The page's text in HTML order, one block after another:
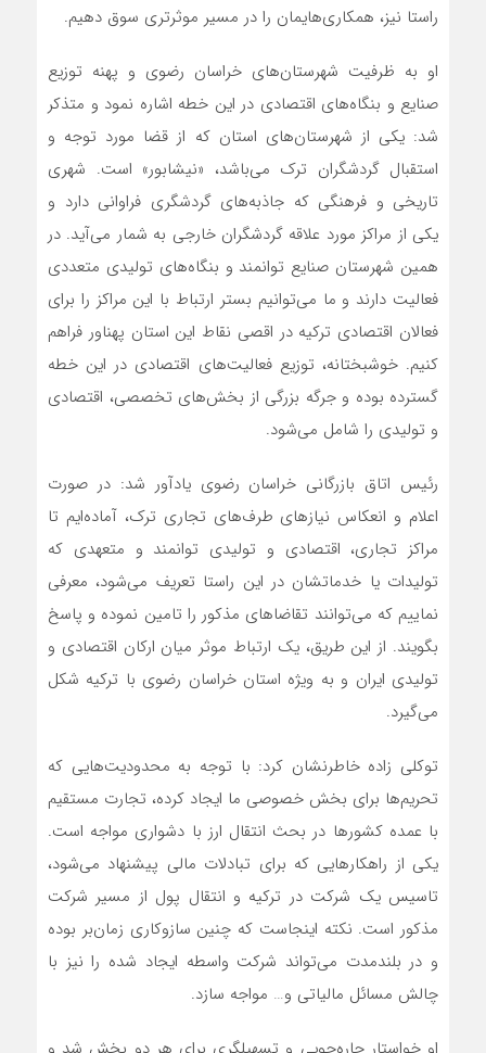
راستا نیز، همکاری‌هایمان را در مسیر موثرتری سوق دهیم.
او به ظرفیت شهرستان‌های خراسان رضوی و پهنه توزیع
صنایع و بنگاه‌های اقتصادی در این خطه اشاره نمود و متذکر
شد: یکی از شهرستان‌های استان که از قضا مورد توجه و
استقبال گردشگران ترک می‌باشد، «نیشابور» است. شهری
تاریخی و فرهنگی که جاذبه‌های گردشگری فراوانی دارد و
یکی از مراکز مورد علاقه گردشگران خارجی به شمار می‌آید. در
همین شهرستان صنایع توانمند و بنگاه‌های تولیدی متعددی
فعالیت دارند و ما می‌توانیم بستر ارتباط با این مراکز را برای
فعالان اقتصادی ترکیه در اقصی نقاط این استان پهناور فراهم
کنیم. خوشبختانه، توزیع فعالیت‌های اقتصادی در این خطه
گسترده بوده و جرگه بزرگی از بخش‌های تخصصی، اقتصادی
و تولیدی را شامل می‌شود.
رئیس اتاق بازرگانی خراسان رضوی یادآور شد: در صورت
اعلام و انعکاس نیازهای طرف‌های تجاری ترک، آماده‌ایم تا
مراکز تجاری، اقتصادی و تولیدی توانمند و متعهدی که
تولیدات یا خدماتشان در این راستا تعریف می‌شود، معرفی
نماییم که می‌توانند تقاضاهای مذکور را تامین نموده و پاسخ
بگویند. از این طریق، یک ارتباط موثر میان ارکان اقتصادی و
تولیدی ایران و به ویژه استان خراسان رضوی با ترکیه شکل
می‌گیرد.
توکلی زاده خاطرنشان کرد: با توجه به محدودیت‌هایی که
تحریم‌ها برای بخش خصوصی ما ایجاد کرده، تجارت مستقیم
با عمده کشورها در بحث انتقال ارز با دشواری مواجه است.
یکی از راهکارهایی که برای تبادلات مالی پیشنهاد می‌شود،
تاسیس یک شرکت در ترکیه و انتقال پول از مسیر شرکت
مذکور است. نکته اینجاست که چنین سازوکاری زمان‌بر بوده
و در بلندمدت می‌تواند شرکت واسطه ایجاد شده را نیز با
چالش مسائل مالیاتی و… مواجه سازد.